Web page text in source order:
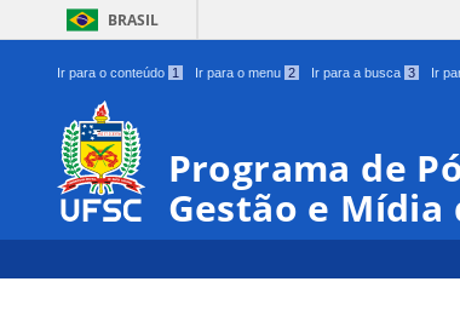
BRASIL
Ir para o conteúdo 1 Ir para o menu 2 Ir para a busca 3 Ir
Programa de
Gestão e Mídia